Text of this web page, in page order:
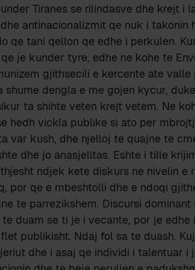
Tiranes se rilindasve dhe krejt i
antinacionalizmit qe nuk i takonin
qe tani qellon qe edhe i perkulen.
je kunder tyre, edhe ne kohe te
gjithsecili e kercente ate
shume dengla e me gojen kycur,
ta shihte veten krejt vetem. Ne
hedh vickla publike si ato per
var kush, dhe njelloj te quajne te
dhe jo anasjelltas. Eshte i tille
ndjek kete diskurs ne nivelin e
por qe e mbeshtolli dhe e ndoqi
te parrezikshem. Discursi dominant
duam se ti je i vecante, por je edhe
publikisht. Ndaj fol sa te duash.
dhe i asaj qe individi i talentuar i